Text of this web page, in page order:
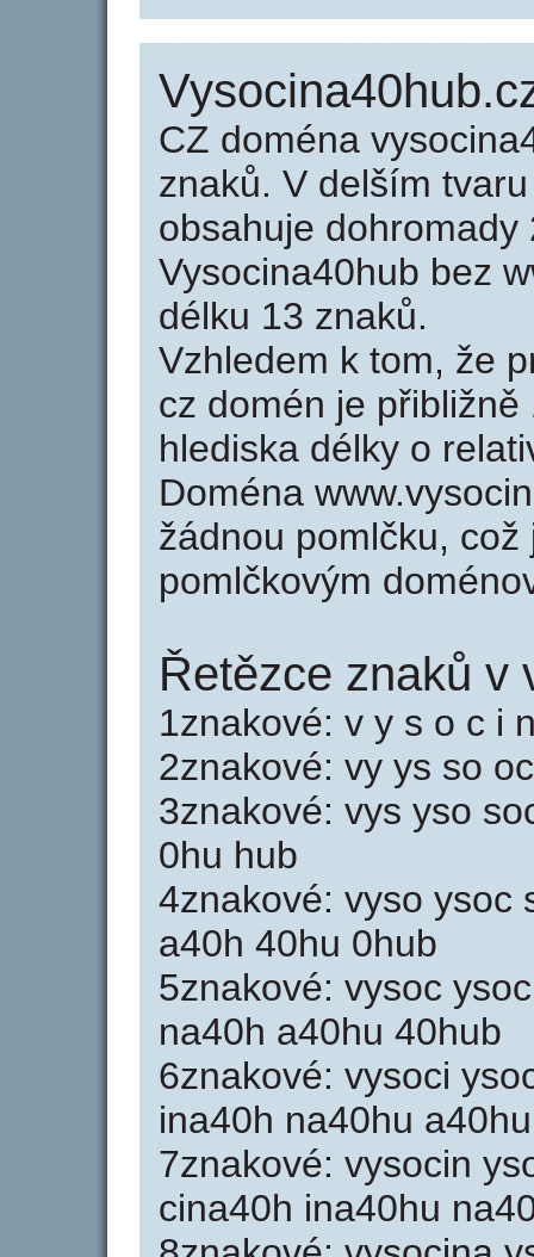
CZ doména
znaků. V delším
obsahuje
Vysocina40hub bez
délku 13 znaků.
Vzhledem k tom, že
cz domén je
hlediska délky o
Doména
žádnou pomlčku,
pomlčkovým
Řetězce znaků v
1znakové: v y s o c i
2znakové: vy ys so
3znakové: vys yso
0hu hub
4znakové: vyso ysoc
a40h 40hu 0hub
5znakové: vysoc
na40h a40hu 40hub
6znakové: vysoci
ina40h na40hu
7znakové: vysocin
cina40h ina40hu